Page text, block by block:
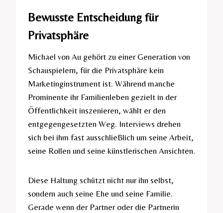
Bewusste Entscheidung für
Privatsphäre
Michael von Au gehört zu einer Generation von
Schauspielern, für die Privatsphäre kein
Marketinginstrument ist. Während manche
Prominente ihr Familienleben gezielt in der
Öffentlichkeit inszenieren, wählt er den
entgegengesetzten Weg. Interviews drehen
sich bei ihm fast ausschließlich um seine Arbeit,
seine Rollen und seine künstlerischen Ansichten.
Diese Haltung schützt nicht nur ihn selbst,
sondern auch seine Ehe und seine Familie.
Gerade wenn der Partner oder die Partnerin